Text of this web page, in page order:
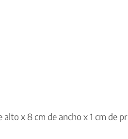
alto x 8 cm de ancho x 1 cm de